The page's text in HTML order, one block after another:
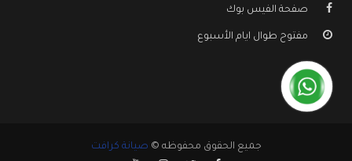
صفحة الفيس بوك
مفتوح طوال ايام الأسبوع
جميع الحقوق محفوظه © صيانة كرافت